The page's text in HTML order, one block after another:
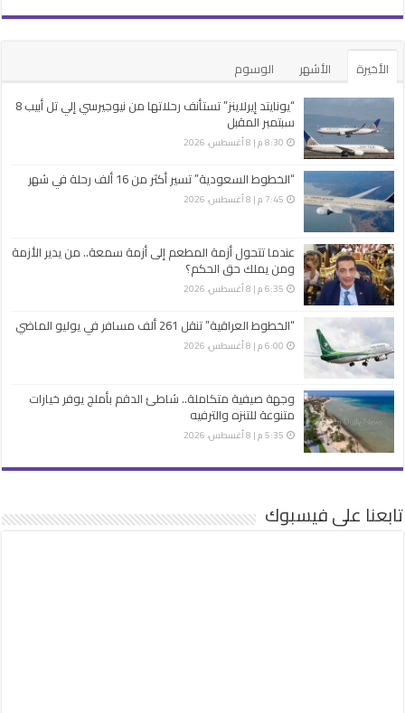
الأخيرة الأشهر
الوسوم
“يونايتد إيرلاينز” تستأنف رحلاتها من نيوجيرسي إلي تل أبيب 8
سبتمبر المقبل
8:30 م | 8 أغسطس، 2026
“الخطوط السعودية” تسير أكثر من 16 ألف رحلة في شهر
7:45 م | 8 أغسطس، 2026
عندما تتحول أزمة المطعم إلى أزمة سمعة.. من يدير الأزمة
ومن يملك حق الحكم؟
6:35 م | 8 أغسطس، 2026
“الخطوط العراقية” تنقل 261 ألف مسافر في يوليو الماضي
6:00 م | 8 أغسطس، 2026
وجهة صيفية متكاملة.. شاطئ الدقم بأملج يوفر خيارات
متنوعة للتنزه والترفيه
5:35 م | 8 أغسطس، 2026
تابعنا على فيسبوك